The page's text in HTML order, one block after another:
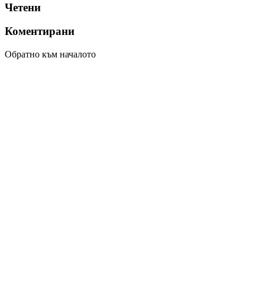
Четени
Коментирани
Обратно към началото